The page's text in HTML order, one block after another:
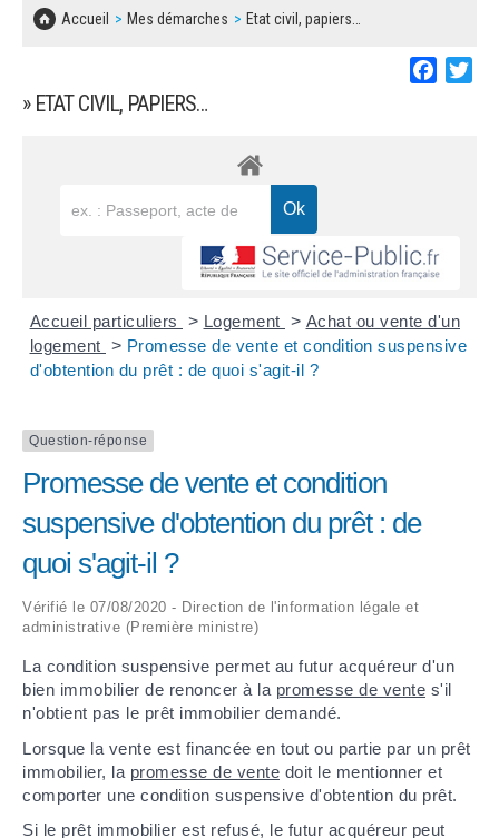
Accueil Mes démarches Etat civil, papiers…
» ETAT CIVIL, PAPIERS…
Accueil particuliers > Logement > Achat ou vente d'un
logement > Promesse de vente et condition suspensive
d'obtention du prêt : de quoi s'agit-il ?
Question-réponse
Promesse de vente et condition
suspensive d'obtention du prêt : de
quoi s'agit-il ?
Vérifié le 07/08/2020 - Direction de l'information légale et
administrative (Première ministre)
La condition suspensive permet au futur acquéreur d'un
bien immobilier de renoncer à la promesse de vente s'il
n'obtient pas le prêt immobilier demandé.
Lorsque la vente est financée en tout ou partie par un prêt
immobilier, la promesse de vente doit le mentionner et
comporter une condition suspensive d'obtention du prêt.
Si le prêt immobilier est refusé, le futur acquéreur peut
CONCERTATIONS PUBLIQUES
SOLIDARITÉ, LOGEMENT
DECHETS
BESOIN D'UNE AIDE ?
LES ASSOCIATIONS
MARCHÉS PUBLICS
REGLEMENT LOCAL DE PUBLICITÉ
DECLARATION DE DEMARCHAGE
DOSSIER DE DEMANDE DE SUBVENTION
DEMANDE DE PRÊT DE MATERIEL
FICHE D'ORGANISATION MANIFESTATION
PLAN D'ACTION MUNICIPAL
ARRÊTÉS MUNICIPAUX
DÉLIBÉRATIONS